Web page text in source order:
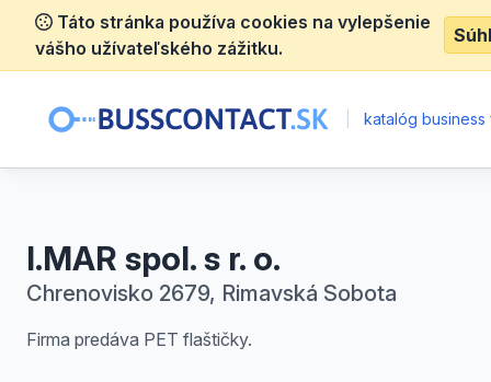
Táto stránka používa cookies na vylepšenie
vášho užívateľského zážitku.
katalóg business
I.MAR spol. s r. o.
Chrenovisko 2679, Rimavská Sobota
Firma predáva PET flaštičky.